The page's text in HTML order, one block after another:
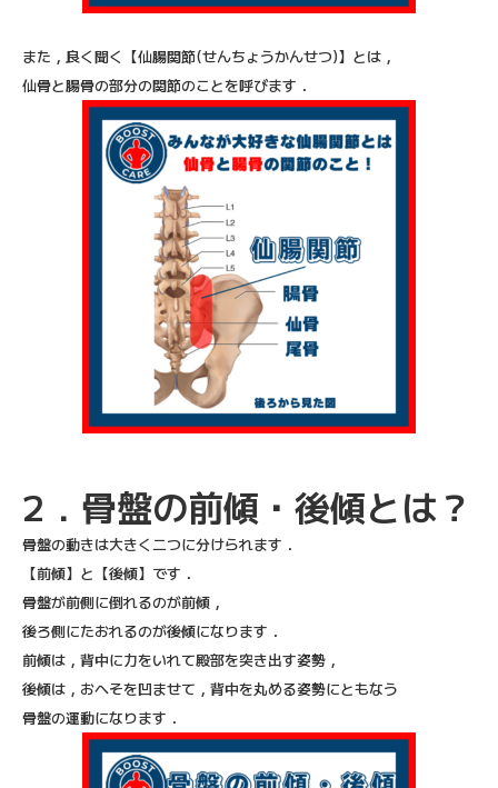
また，良く聞く【仙腸関節(せんちょうかんせつ)】とは，
仙骨と腸骨の部分の関節のことを呼びます．
2．骨盤の前傾・後傾とは？
骨盤の動きは大きく二つに分けられます．
【前傾】と【後傾】です．
骨盤が前側に倒れるのが前傾，
後ろ側にたおれるのが後傾になります．
前傾は，背中に力をいれて殿部を突き出す姿勢，
後傾は，おへそを凹ませて，背中を丸める姿勢にともなう
骨盤の運動になります．